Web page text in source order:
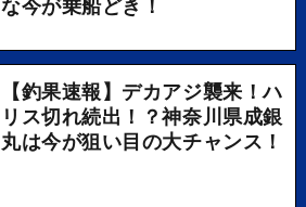
な今が乗船どき！
【釣果速報】デカアジ襲来！ハ
リス切れ続出！？神奈川県成銀
丸は今が狙い目の大チャンス！